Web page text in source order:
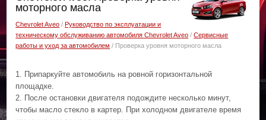
моторного масла
Chevrolet Aveo /Руководство по эксплуатации и
техническому обслуживанию автомобиля Chevrolet Aveo /Сервисные
работы и уход за автомобилем / Проверка уровня моторного масла
1. Припаркуйте автомобиль на ровной горизонтальной
площадке.
2. После остановки двигателя подождите несколько минут,
чтобы масло стекло в картер. При холодном двигателе время